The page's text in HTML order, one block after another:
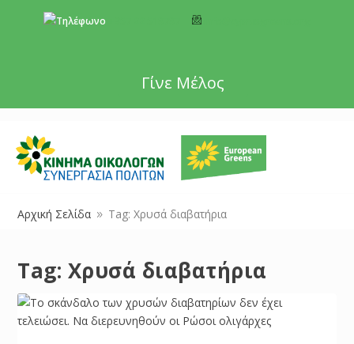
Γίνε Μέλος
Αρχική Σελίδα 9 Tag: Χρυσά διαβατήρια
Tag: Χρυσά διαβατήρια